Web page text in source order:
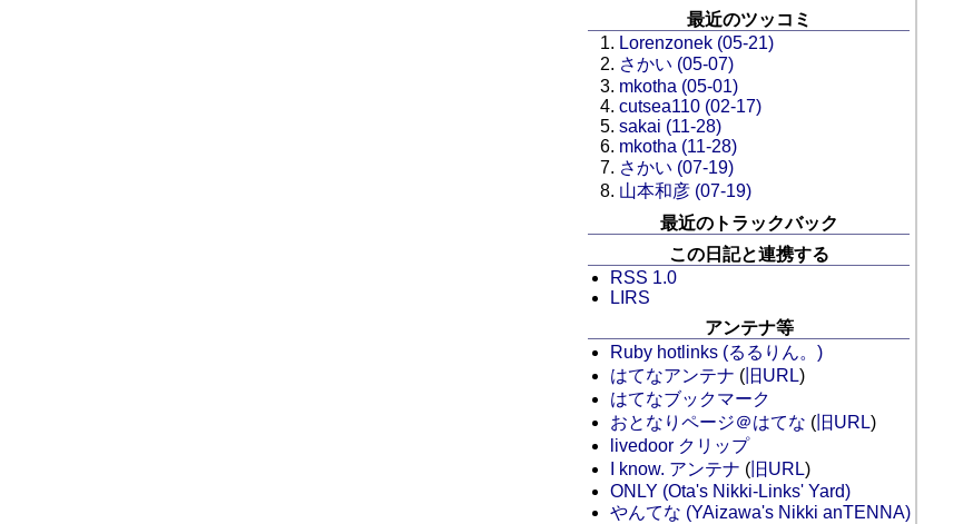
最近のツッコミ
Lorenzonek (05-21)
さかい (05-07)
mkotha (05-01)
cutsea110 (02-17)
sakai (11-28)
mkotha (11-28)
さかい (07-19)
山本和彦 (07-19)
最近のトラックバック
この日記と連携する
RSS 1.0
LIRS
アンテナ等
Ruby hotlinks (るるりん。)
はてなアンテナ ( 旧URL)
はてなブックマーク
おとなりページ＠はてな ( 旧URL)
livedoor クリップ
I know. アンテナ ( 旧URL)
ONLY (Ota's Nikki-Links' Yard)
やんてな (YAizawa's Nikki anTENNA)